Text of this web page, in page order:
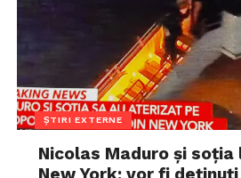
ȘTIRI EXTERNE
Nicolas Maduro și soția
New York: vor fi